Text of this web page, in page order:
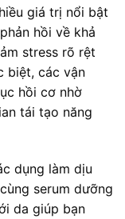
giá trị nổi bật
hồi về khả
stress rõ rệt
biệt, các vận
hồi cơ nhờ
tái tạo năng
dụng làm dịu
serum dưỡng
da giúp bạn